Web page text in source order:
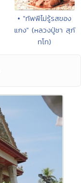
• "ทัพพีไม่รู้รสของ
แกง" (หลวงปู่ชา สุภั
ทโท)